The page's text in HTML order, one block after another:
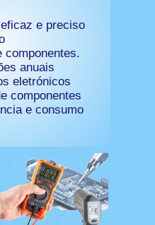
e preciso
componentes.
anuais
eletrónicos
componentes
e consumo